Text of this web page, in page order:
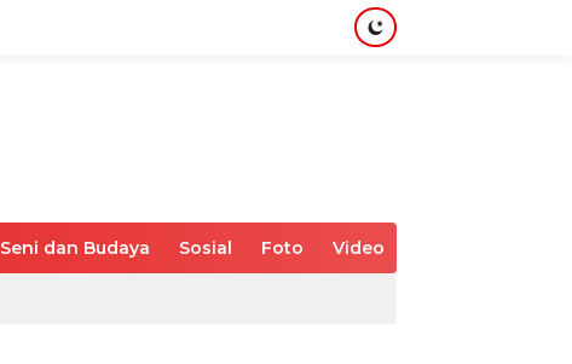
Seni dan Budaya Sosial Foto Video